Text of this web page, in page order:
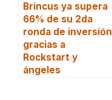
Brincus ya supera
66% de su 2da
ronda de inversión
gracias a
Rockstart y
ángeles